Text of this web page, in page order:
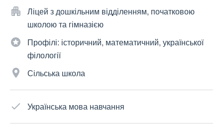
Ліцей з дошкільним відділенням, початковою
школою та гімназією
Профілі: історичний, математичний, української
філології
Сільська школа
Українська мова навчання